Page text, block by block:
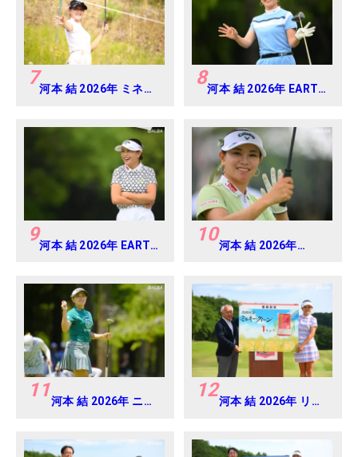
7河本 結 2026年 ミネベ
8河本 結 2026年 EARTH
9河本 結 2026年 EARTH
10河本 結 2026年
11河本 結 2026年 ニチ
12河本 結 2026年 リゾ